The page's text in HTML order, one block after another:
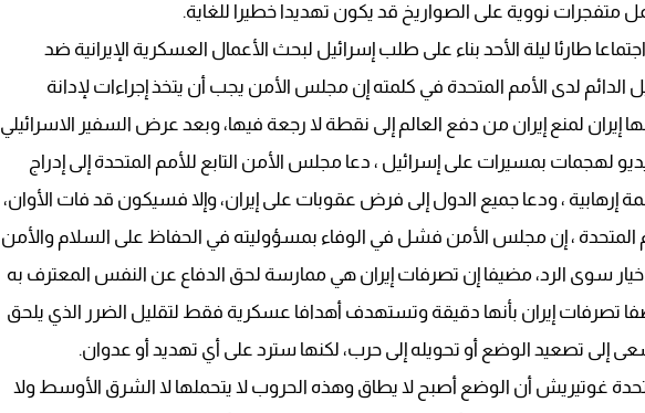
متفجرات نووية على الصواريخ قد يكون تهديدا خطيرا للغاية.
طارئا ليلة الأحد بناء على طلب إسرائيل لبحث الأعمال العسكرية الإيرانية ضد
الدائم لدى الأمم المتحدة في كلمته إن مجلس الأمن يجب أن يتخذ إجراءات لإدانة
بها إيران لمنع إيران من دفع العالم إلى نقطة لا رجعة فيها، وبعد عرض السفير الاسرائيلي
لهجمات بمسيرات على إسرائيل ، دعا مجلس الأمن التابع للأمم المتحدة إلى إدراج
إرهابية ، ودعا جميع الدول إلى فرض عقوبات على إيران، وإلا فسيكون قد فات الأوان،
المتحدة ، إن مجلس الأمن فشل في الوفاء بمسؤوليته في الحفاظ على السلام والأمن
خيار سوى الرد، مضيفا إن تصرفات إيران هي ممارسة لحق الدفاع عن النفس المعترف به
تصرفات إيران بأنها دقيقة وتستهدف أهدافا عسكرية فقط لتقليل الضرر الذي يلحق
إلى تصعيد الوضع أو تحويله إلى حرب، لكنها سترد على أي تهديد أو عدوان.
غوتيريش أن الوضع أصبح لا يطاق وهذه الحروب لا يتحملها لا الشرق الأوسط ولا